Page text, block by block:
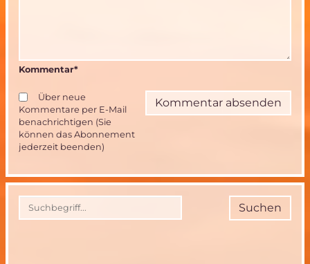
Kommentar*
Über neue
Kommentare per E-Mail
benachrichtigen (Sie
können das Abonnement
jederzeit beenden)
Suchen